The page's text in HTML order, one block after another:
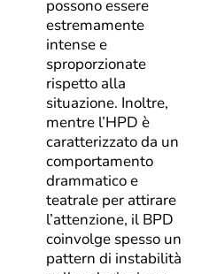
possono essere
estremamente
intense e
sproporzionate
rispetto alla
situazione. Inoltre,
mentre l’HPD è
caratterizzato da un
comportamento
drammatico e
teatrale per attirare
l’attenzione, il BPD
coinvolge spesso un
pattern di instabilità